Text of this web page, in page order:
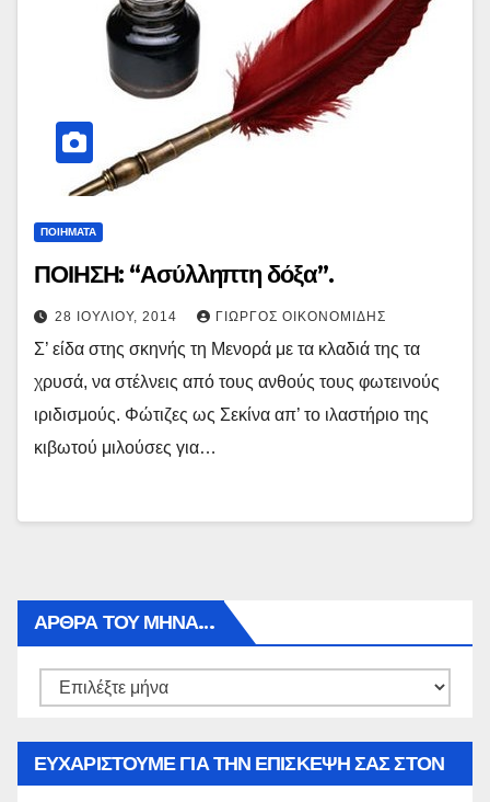
ΠΟΙΗΜΑΤΑ
ΠΟΙΗΣΗ: “Ασύλληπτη δόξα”.
28 ΙΟΥΛΊΟΥ, 2014 ΓΙΏΡΓΟΣ ΟΙΚΟΝΟΜΊΔΗΣ
Σ’ είδα στης σκηνής τη Μενορά με τα κλαδιά της τα
χρυσά, να στέλνεις από τους ανθούς τους φωτεινούς
ιριδισμούς. Φώτιζες ως Σεκίνα απ’ το ιλαστήριο της
κιβωτού μιλούσες για…
ΑΡΘΡΑ ΤΟΥ ΜΉΝΑ…
Αρθρα
ΕΥΧΑΡΙΣΤΟΥΜΕ ΓΙΑ ΤΗΝ ΕΠΙΣΚΕΨΗ ΣΑΣ ΣΤΟΝ